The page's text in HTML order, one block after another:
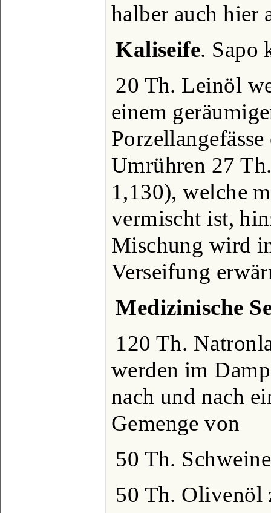
halber auch hier
Kaliseife. Sapo
20 Th. Leinöl
einem
Umrühren 27
1,130), welche
vermischt ist,
Mischung wird
Verseifung
Medizinische
120 Th.
werden im
nach und nach
Gemenge von
50 Th.
50 Th. Olivenöl